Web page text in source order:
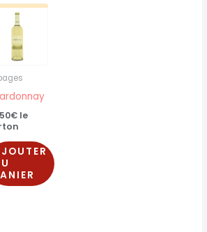
€ le